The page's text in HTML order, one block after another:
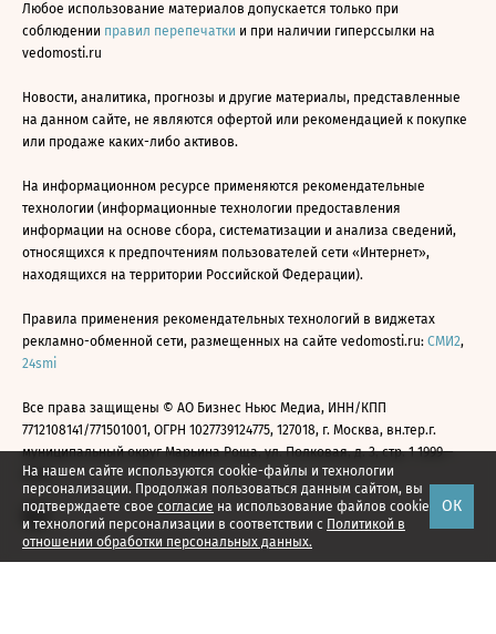
На нашем сайте используются cookie-файлы и технологии
персонализации. Продолжая пользоваться данным сайтом, вы
подтверждаете свое согласие на использование файлов cookie
и технологий персонализации в соответствии с Политикой в
отношении обработки персональных данных.
ОК
Любое использование материалов допускается только при
соблюдении правил перепечатки и при наличии гиперссылки на
vedomosti.ru
Новости, аналитика, прогнозы и другие материалы, представленные
на данном сайте, не являются офертой или рекомендацией к покупке
или продаже каких-либо активов.
На информационном ресурсе применяются рекомендательные
технологии (информационные технологии предоставления
информации на основе сбора, систематизации и анализа сведений,
относящихся к предпочтениям пользователей сети «Интернет»,
находящихся на территории Российской Федерации).
Правила применения рекомендательных технологий в виджетах
рекламно-обменной сети, размещенных на сайте vedomosti.ru: СМИ2,
24smi
Все права защищены © АО Бизнес Ньюс Медиа, ИНН/КПП
7712108141/771501001, ОГРН 1027739124775, 127018, г. Москва, вн.тер.г.
муниципальный округ Марьина Роща, ул. Полковая, д. 3, стр. 1 1999—
2026